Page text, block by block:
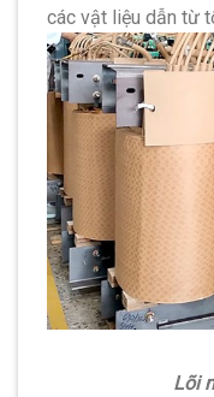
các vật liệu dẫn từ
Lõi